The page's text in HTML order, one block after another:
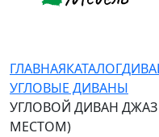
ГЛАВНАЯКАТАЛОГ
УГЛОВЫЕ ДИВАНЫ
УГЛОВОЙ ДИВАН
МЕСТОМ)